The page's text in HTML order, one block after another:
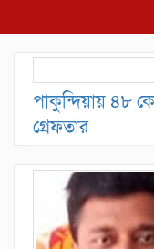
পাকুন্দিয়ায় ৪৮
গ্রেফতার